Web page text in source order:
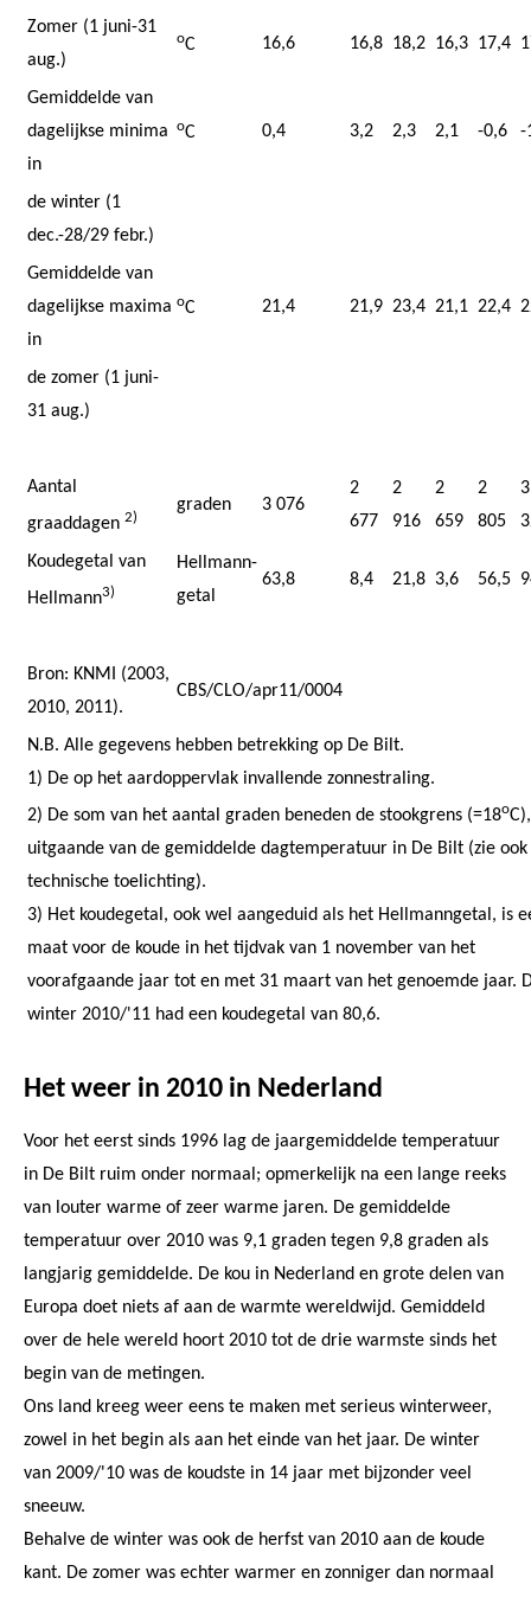
Zomer (1 juni-31
aug.)
oC 16,6 16,8 18,2 16,3 17,4
Gemiddelde van
dagelijkse minima
in
oC 0,4 3,2 2,3 2,1 -0,6 -
de winter (1
dec.-28/29 febr.)
Gemiddelde van
dagelijkse maxima
in
oC 21,4 21,9 23,4 21,1 22,4
de zomer (1 juni-
31 aug.)
Aantal
graaddagen 2)
graden 3 076
2
677
2
916
2
659
2
805
3
Koudegetal van
Hellmann3)
Hellmann-
getal
63,8 8,4 21,8 3,6 56,5
Bron: KNMI (2003,
2010, 2011).
CBS/CLO/apr11/0004
N.B. Alle gegevens hebben betrekking op De Bilt.
1) De op het aardoppervlak invallende zonnestraling.
2) De som van het aantal graden beneden de stookgrens (=18oC),
uitgaande van de gemiddelde dagtemperatuur in De Bilt (zie ook
technische toelichting).
3) Het koudegetal, ook wel aangeduid als het Hellmanngetal, is
maat voor de koude in het tijdvak van 1 november van het
voorafgaande jaar tot en met 31 maart van het genoemde jaar.
winter 2010/'11 had een koudegetal van 80,6.
Het weer in 2010 in Nederland
Voor het eerst sinds 1996 lag de jaargemiddelde temperatuur
in De Bilt ruim onder normaal; opmerkelijk na een lange reeks
van louter warme of zeer warme jaren. De gemiddelde
temperatuur over 2010 was 9,1 graden tegen 9,8 graden als
langjarig gemiddelde. De kou in Nederland en grote delen van
Europa doet niets af aan de warmte wereldwijd. Gemiddeld
over de hele wereld hoort 2010 tot de drie warmste sinds het
begin van de metingen.
Ons land kreeg weer eens te maken met serieus winterweer,
zowel in het begin als aan het einde van het jaar. De winter
van 2009/'10 was de koudste in 14 jaar met bijzonder veel
sneeuw.
Behalve de winter was ook de herfst van 2010 aan de koude
kant. De zomer was echter warmer en zonniger dan normaal